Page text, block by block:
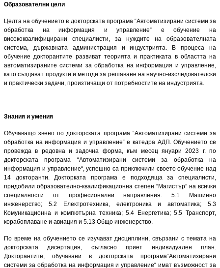
Образователни цели
Целта на обучението в докторската програма “Автоматизирани системи за
обработка на информация и управление“ е обучение на
висококвалифицирани специалисти, за нуждите на образователната
система, държавната администрация и индустрията. В процеса на
обучение докторантите развиват теорията и практиката в областта на
автоматизираните системи за обработка на информация и управление,
като създават продукти и методи за решаване на научно-изследователски
и практически задачи, произтичащи от потребностите на индустрията.
Знания и умения
Обучаващо звено по докторската програма “Автоматизирани системи за
обработка на информация и управление“ е катедра АДП. Обучението се
провежда в редовна и задочна форма, към месец януари 2023 г. по
докторската програма “Автоматизирани системи за обработка на
информация и управление“, успешно са приключили своето обучение над
14 докторанти. Докторката програма е подходяща за специалисти,
придобили образователно-квалификационна степен “Магистър” на всички
специалности от професионални направления: 5.1 Машинно
инженерство; 5.2 Електротехника, електроника и автоматика; 5.3
Комуникационна и компютърна техника; 5.4 Енергетика; 5.5 Транспорт,
корабоплаване и авиация и 5.13 Общо инженерство.
По време на обучението се изучават дисциплини, свързани с темата на
докторската дисертация, съгласно приет индивидуален план.
Докторантите, обучавани в докторската програма“Автоматизирани
системи за обработка на информация и управление“ имат възможност за